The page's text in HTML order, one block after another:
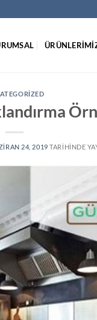
24, 2019 TARIHINDE